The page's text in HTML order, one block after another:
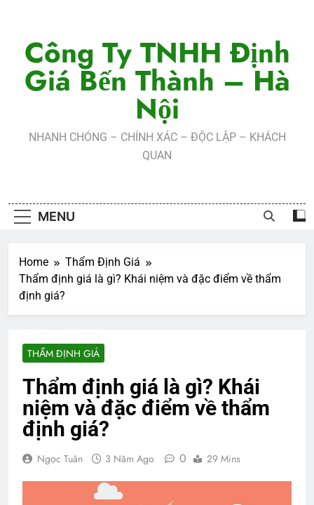
contentCông Ty TNHH Định
Giá Bến Thành – Hà
Nội
NHANH CHÓNG – CHÍNH XÁC – ĐỘC LẬP – KHÁCH
QUAN
MENU
Home
Thẩm Định Giá
Thẩm định giá là gì? Khái niệm và đặc điểm về thẩm
định giá?
THẨM ĐỊNH GIÁ
Thẩm định giá là gì? Khái
niệm và đặc điểm về thẩm
định giá?
Ngọc Tuân 3 Năm Ago 0 29 Mins